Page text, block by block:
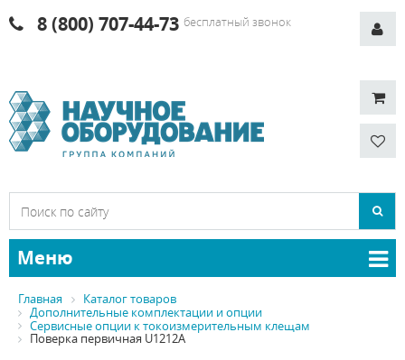
8 (800) 707-44-73 бесплатный звонок
Меню
Главная
Каталог товаров
Дополнительные комплектации и опции
Сервисные опции к токоизмерительным клещам
Поверка первичная U1212A